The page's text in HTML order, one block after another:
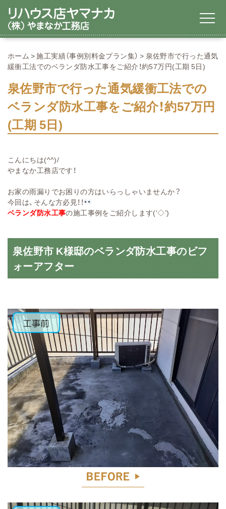
ホーム 施工実績（事例別料金プラン集）
泉佐野市で行った通気
緩衝工法でのベランダ防水工事をご紹介！約57万円(工期 5日)
泉佐野市で行った通気緩衝工法での
ベランダ防水工事をご紹介！約57万円
(工期 5日)
こんにちは(^^)/
やまなか工務店です！
お家の雨漏りでお困りの方はいらっしゃいませんか？
今回は、そんな方必見！！
ベランダ防水工事の施工事例をご紹介します(‘◇’)ゞ
泉佐野市 K様邸のベランダ防水工事のビフ
ォーアフター